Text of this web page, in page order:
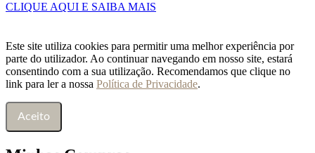
CLIQUE AQUI E SAIBA MAIS
Este site utiliza cookies para permitir uma melhor experiência por
parte do utilizador. Ao continuar navegando em nosso site, estará
consentindo com a sua utilização. Recomendamos que clique no
link para ler a nossa Política de Privacidade.
Aceito